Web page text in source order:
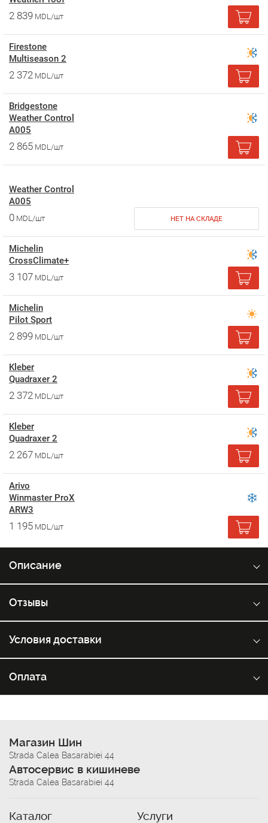
2 839 MDL/шт
Firestone
Multiseason 2
2 372 MDL/шт
Bridgestone
Weather Control
A005
2 865 MDL/шт
Weather Control
A005
0 MDL/шт НЕТ НА СКЛАДЕ
Michelin
CrossClimate+
3 107 MDL/шт
Michelin
Pilot Sport
2 899 MDL/шт
Kleber
Quadraxer 2
2 372 MDL/шт
Kleber
Quadraxer 2
2 267 MDL/шт
Arivo
Winmaster ProX
ARW3
1 195 MDL/шт
Описание
Отзывы
Условия доставки
Оплата
Магазин Шин
Strada Calea Basarabiei 44
Автосервис в кишиневе
Strada Calea Basarabiei 44
Каталог Услуги